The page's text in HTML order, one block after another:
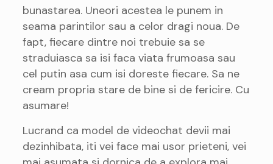
bunastarea. Uneori acestea le punem in
seama parintilor sau a celor dragi noua. De
fapt, fiecare dintre noi trebuie sa se
straduiasca sa isi faca viata frumoasa sau
cel putin asa cum isi doreste fiecare. Sa ne
cream propria stare de bine si de fericire. Cu
asumare!
Lucrand ca model de videochat devii mai
dezinhibata, iti vei face mai usor prieteni, vei